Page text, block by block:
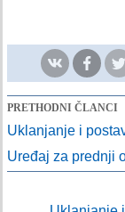
PRETHODNI ČLANCI
Uklanjanje i
Uređaj za prednji